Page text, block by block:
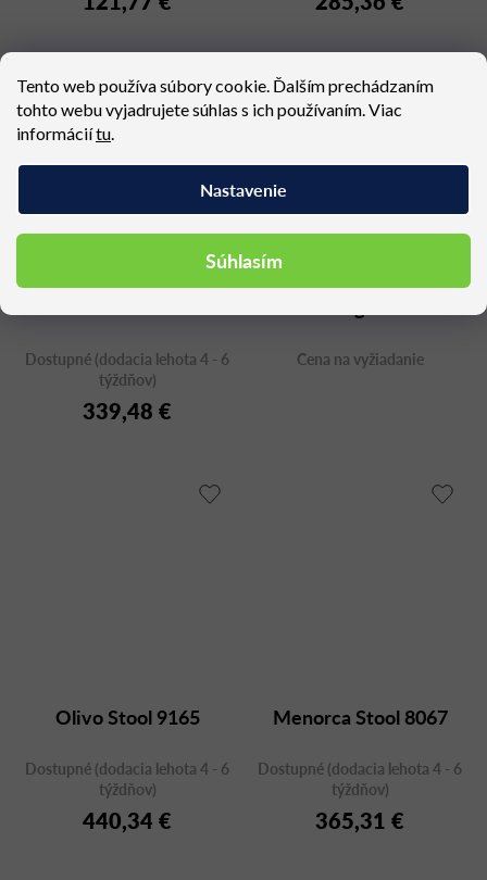
Tento web používa súbory cookie. Ďalším prechádzaním
tohto webu vyjadrujete súhlas s ich používaním. Viac
informáciítu.
Nastavenie
Súhlasím
Dostupné (dodacia lehota 4 - 6
týždňov)
339,48 €
Cena na vyžiadanie
Olivo Stool 9165
Dostupné (dodacia lehota 4 - 6
týždňov)
440,34 €
Menorca Stool 8067
Dostupné (dodacia lehota 4 - 6
týždňov)
365,31 €